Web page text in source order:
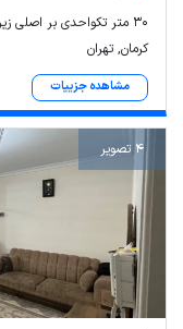
30 متر تکواحدی بر اصلی زیر قیمت
کرمان, تهران
مشاهده جزییات
4 تصویر